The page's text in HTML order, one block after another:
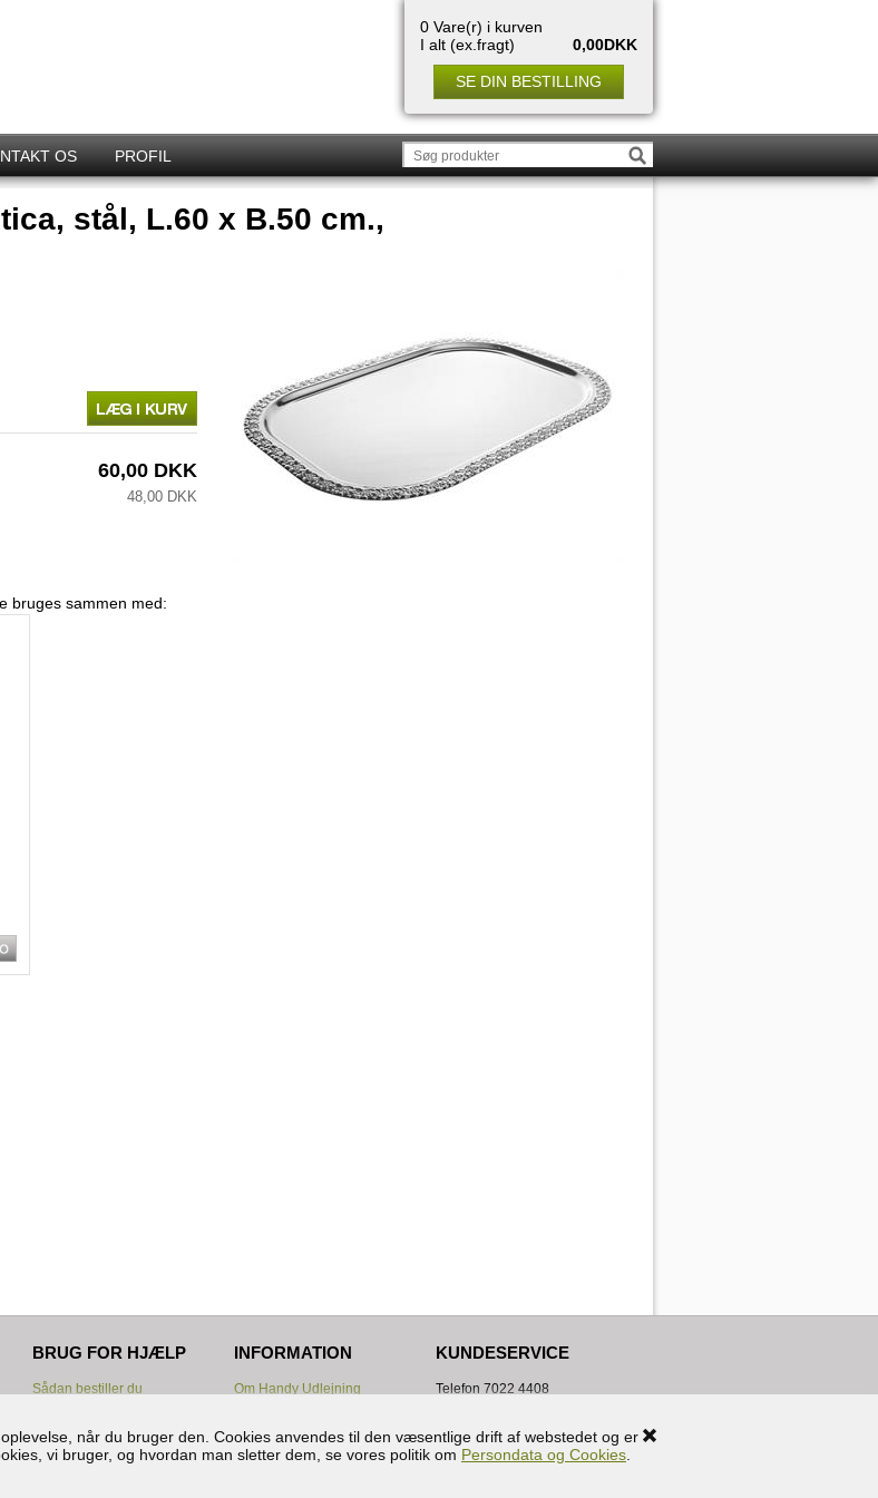
når du bruger den. Cookies anvendes til den væsentlige drift af webstedet og er
vi bruger, og hvordan man sletter dem, se vores politik om Persondata og Cookies
0 Vare(r) i kurven
I alt (ex.fragt)
0,00DKK
SE DIN BESTILLING
OS PROFIL
stål, L.60 x B.50 cm.,
60,00 DKK
48,00 DKK
bruges sammen med:
BRUG FOR HJÆLP
Sådan bestiller du
Levering/Afhentning
Nyttige info.
INFORMATION
Om Handy Udlejning
Cookies og persondata
KUNDESERVICE
Telefon 7022 4408
Lukket
info@handyudlejning.dk